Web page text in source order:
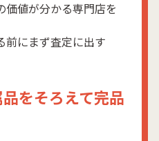
価値が分かる専門店を
前にまず査定に出す
をそろえて完品